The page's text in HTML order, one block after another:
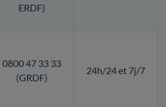
ERDF)
0800 47 33 33
(GRDF)
24h/24 et 7j/7